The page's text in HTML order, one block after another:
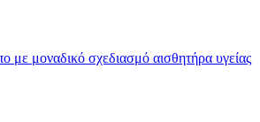
μοναδικό σχεδιασμό αισθητήρα υγείας